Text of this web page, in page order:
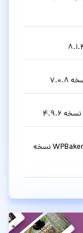
افزونه صفحه ساز و ویرایشگر دیداری WPBakery Page Builder نسخه